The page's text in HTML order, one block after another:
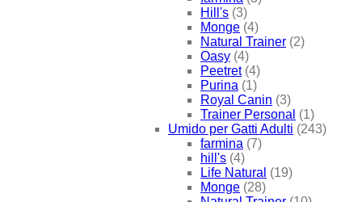
Hill's (3)
Monge (4)
Natural Trainer (2)
Oasy (4)
Peetret (4)
Purina (1)
Royal Canin (3)
Trainer Personal (1)
Umido per Gatti Adulti (243)
farmina (7)
hill's (4)
Life Natural (19)
Monge (28)